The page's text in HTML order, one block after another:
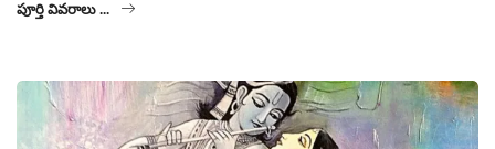
పూర్తి వివరాలు ...